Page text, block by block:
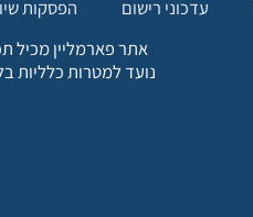
עדכוני רישום הפסקות
אתר פארמליין מכיל
נועד למטרות כלליות